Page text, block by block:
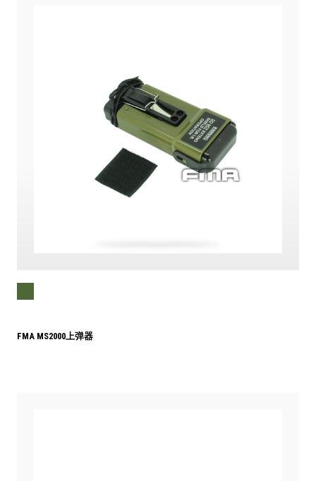
FMA MS2000上弹器